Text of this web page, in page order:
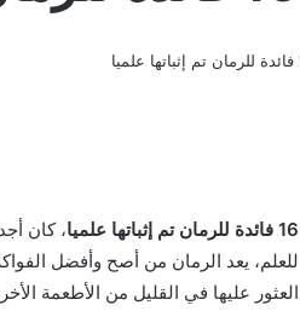
16 فائدة للرمان تم إثباتها علميا
، كان
للعلم، يعد الرمان من أصح وأفضل
العثور عليها في القليل من الأطعمة